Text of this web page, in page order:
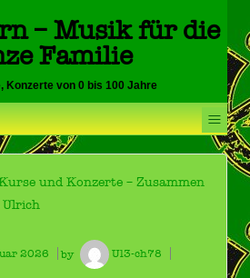
– Musik für die
Familie
Konzerte von 0 bis 100 Jahre
≡
und Konzerte – Zusammen
Ulrich
2026 by Ul3-ch78